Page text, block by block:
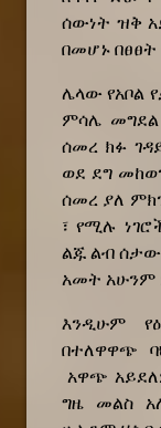
ሰውነት ዝቅ
በመሆኑ
ሌላው የአቦል
ምሳሌ
ሰመረ ክፉ
ወደ ደግ
ሰመረ ያለ
፣ የሚሉ
ልጁ ልብ
አመት አሁንም
እንዲሁም
በተለዋዋጭ
አዋጭ
ግዜ መልስ